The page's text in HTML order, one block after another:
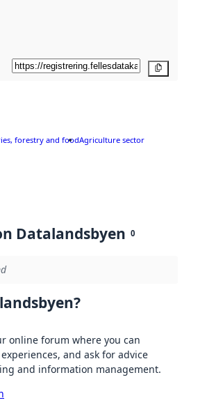
forestry and foodAgriculture sector
Datalandsbyen 0
online forum where you can
and ask for advice
and information management.